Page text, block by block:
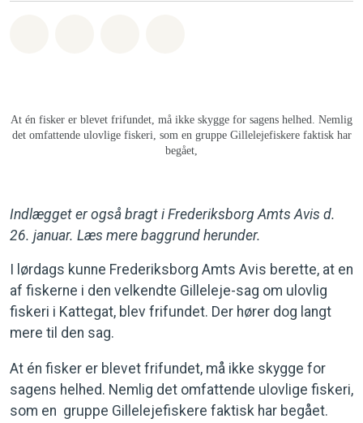
At én fisker er blevet frifundet, må ikke skygge for sagens helhed. Nemlig
det omfattende ulovlige fiskeri, som en gruppe Gillelejefiskere faktisk har
begået,
Indlægget er også bragt i Frederiksborg Amts Avis d.
26. januar. Læs mere baggrund herunder.
I lørdags kunne Frederiksborg Amts Avis berette, at en
af fiskerne i den velkendte Gilleleje-sag om ulovlig
fiskeri i Kattegat, blev frifundet. Der hører dog langt
mere til den sag.
At én fisker er blevet frifundet, må ikke skygge for
sagens helhed. Nemlig det omfattende ulovlige fiskeri,
som en gruppe Gillelejefiskere faktisk har begået.